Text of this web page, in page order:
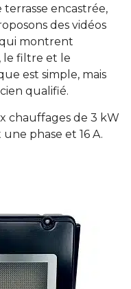
terrasse encastrée,
des vidéos
montrent
le filtre et le
est simple, mais
qualifié.
chauffages de 3 kW
phase et 16 A.